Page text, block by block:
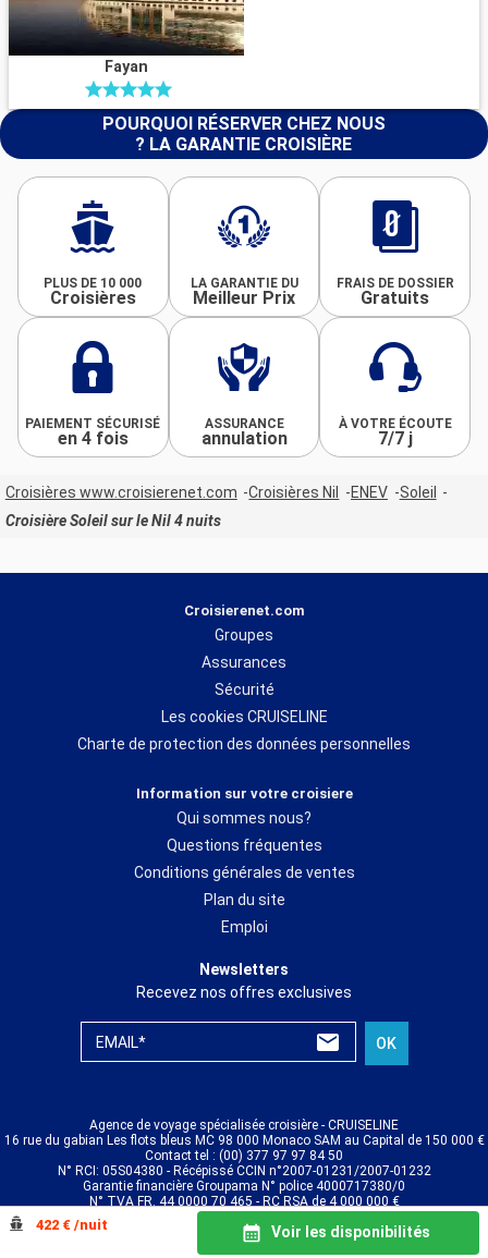
422 € /nuit Voir les disponibilités
Fayan
POURQUOI RÉSERVER CHEZ NOUS
? LA GARANTIE CROISIÈRE
PLUS DE 10 000
Croisières
LA GARANTIE DU
Meilleur Prix
FRAIS DE DOSSIER
Gratuits
PAIEMENT SÉCURISÉ
en 4 fois
ASSURANCE
annulation
À VOTRE ÉCOUTE
7/7 j
Croisières www.croisierenet.com Croisières Nil ENEV
Soleil
Croisière Soleil sur le Nil 4 nuits
Croisierenet.com
Groupes
Assurances
Sécurité
Les cookies CRUISELINE
Charte de protection des données personnelles
Information sur votre croisiere
Qui sommes nous?
Questions fréquentes
Conditions générales de ventes
Plan du site
Emploi
Newsletters
Recevez nos offres exclusives
EMAIL* OK
Agence de voyage spécialisée croisière - CRUISELINE
16 rue du gabian Les flots bleus MC 98 000 Monaco SAM au Capital de 150 000 €
Contact tel : (00) 377 97 97 84 50
N° RCI: 05S04380 - Récépissé CCIN n°2007-01231/2007-01232
Garantie financière Groupama N° police 4000717380/0
N° TVA FR. 44 0000 70 465 - RC RSA de 4 000 000 €
© CRUISELINE 2026 - all rights reserved